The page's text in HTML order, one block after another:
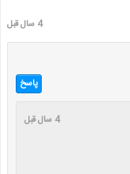
4 سال قبل
پاسخ
4 سال قبل